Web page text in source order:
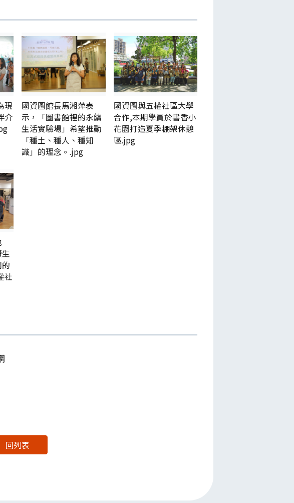
現
介
國資圖館長馬湘萍表
示，「圖書館裡的永續
生活實驗場」希望推動
「種土、種人、種知
識」的理念。.jpg
國資圖與五權社區大學
合作,本期學員於書香小
花園打造夏季棚架休憩
區.jpg
社
回列表